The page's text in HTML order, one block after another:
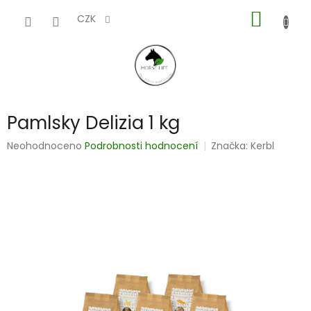
CZK
KOŠÍK
Pamlsky Delizia 1 kg
Průměrné
Neohodnoceno Podrobnosti hodnocení Značka:Kerbl